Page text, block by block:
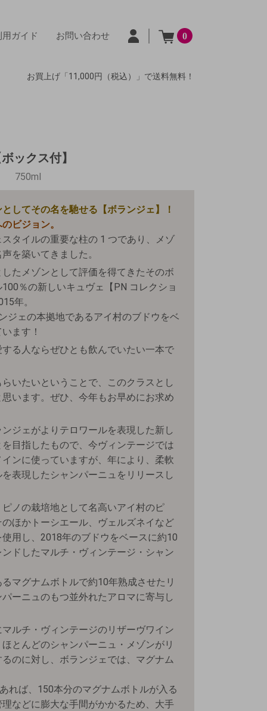
用ガイド お問い合わせ 0
お買上げ「11,000円（税込）」で送料無料！
ックス付】
750ml
してその名を馳せる【ボランジェ】！
ビジョン。
タイルの重要な柱の 1 つであり、メゾ
を築いてきました。
たメゾンとして評価を得てきたそのボ
％の新しいキュヴェ【PN コレクショ
年。
ジェの本拠地であるアイ村のブドウをベ
ます！
る人ならぜひとも飲んでいたい一本で
いたいということで、このクラスとし
います。ぜひ、今年もお早めにお求め
ジェがよりテロワールを表現した新し
目指したもので、今ヴィンテージでは
ンに使っていますが、年により、柔軟
表現したシャンパーニュをリリースし
ノの栽培地として名高いアイ村のピ
ほかトーシエール、ヴェルズネイなど
用し、2018年のブドウをベースに約10
ドしたマルチ・ヴィンテージ・シャン
マグナムボトルで約10年熟成させたリ
ーニュのもつ並外れたアロマに寄与し
ルチ・ヴィンテージのリザーヴワイン
とんどのシャンパーニュ・メゾンがリ
のに対し、ボランジェでは、マグナム
れば、150本分のマグナムボトルが入る
などに膨大な手間がかかるため、大手